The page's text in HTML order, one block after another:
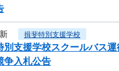
揖斐特別支援学校
別支援学校スクールバス
争入札公告